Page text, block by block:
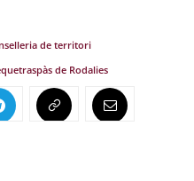
de territori
traspàs de Rodalies